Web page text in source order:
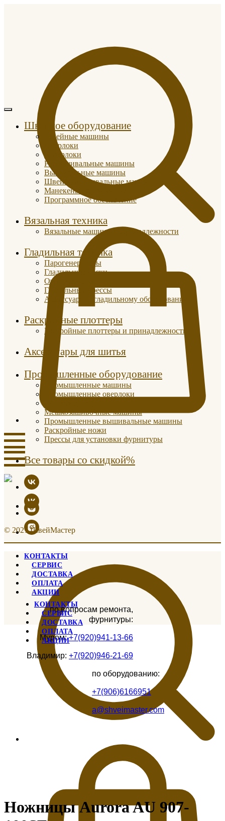
Швейное оборудование
Швейные машины
Оверлоки
Коверлоки
Распошивальные машины
Вышивальные машины
Швейно-вышивальные машины
Манекены портновские
Программное обеспечение
Вязальная техника
Вязальные машины и принадлежности
Гладильная техника
Парогенераторы
Гладильные доски
Отпариватели
Гладильные прессы
Аксессуары к гладильному оборудованию
Раскройные плоттеры
Раскройные плоттеры и принадлежности
Аксессуары для шитья
Промышленные оборудование
Промышленные машины
Промышленные оверлоки
Мешкозашивочные машины
Промышленные вышивальные машины
Раскройные ножи
Прессы для установки фурнитуры
Все товары со скидкой%
© 2021 ШвейМастер
КОНТАКТЫ
СЕРВИС
ДОСТАВКА
ОПЛАТА
АКЦИИ
по вопросам ремонта,
фурнитуры:
Муром:+7(920)941-13-66
Владимир: +7(920)946-21-69
по оборудованию:
+7(906)6166951
a@shveimaster.com
КОНТАКТЫ
СЕРВИС
ДОСТАВКА
ОПЛАТА
АКЦИИ
Ножницы Aurora AU 907-